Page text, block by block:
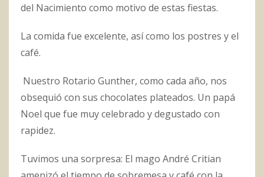
del Nacimiento como motivo de estas fiestas.
La comida fue excelente, así como los postres y el
café.
Nuestro Rotario Gunther, como cada año, nos
obsequió con sus chocolates plateados. Un papá
Noel que fue muy celebrado y degustado con
rapidez.
Tuvimos una sorpresa: El mago André Critian